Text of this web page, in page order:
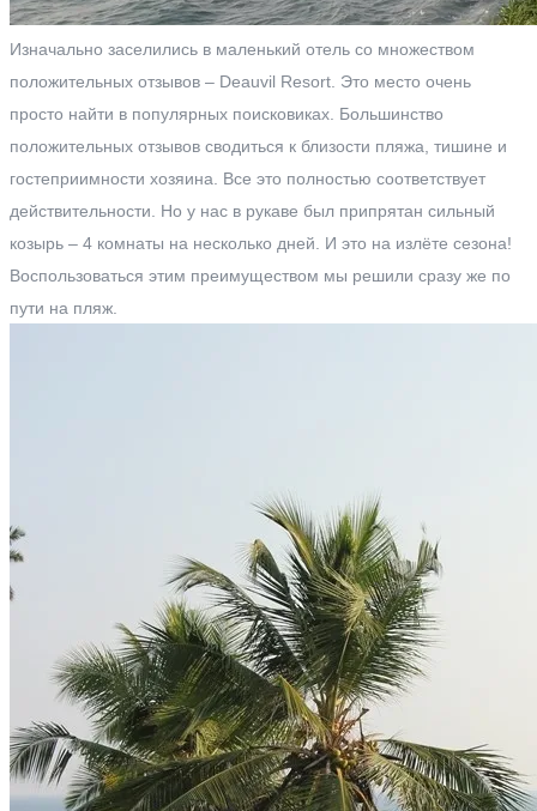
Изначально заселились в маленький отель со множеством
положительных отзывов – Deauvil Resort. Это место очень
просто найти в популярных поисковиках. Большинство
положительных отзывов сводиться к близости пляжа, тишине и
гостеприимности хозяина. Все это полностью соответствует
действительности. Но у нас в рукаве был припрятан сильный
козырь – 4 комнаты на несколько дней. И это на излёте сезона!
Воспользоваться этим преимуществом мы решили сразу же по
пути на пляж.